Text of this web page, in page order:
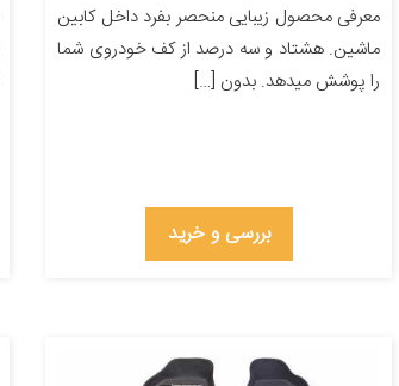
معرفی محصول زیبایی منحصر بفرد داخل کابین
ماشین. هشتاد و سه درصد از کف خودروی شما
را پوشش میدهد. بدون […]
بررسی و خرید